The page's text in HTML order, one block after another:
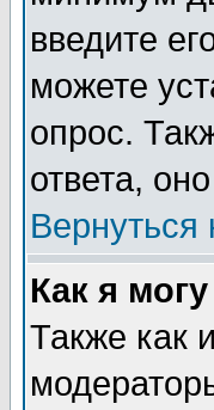
введите
можете
опрос.
ответа,
Вернуться
Как я
Также как